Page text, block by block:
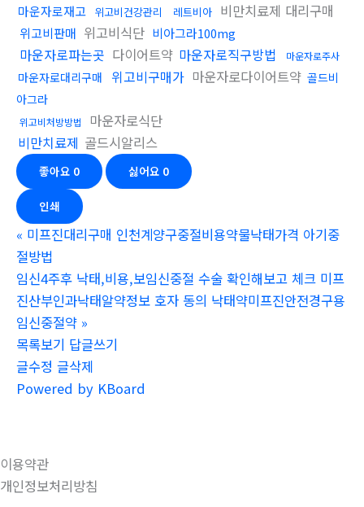
마운자로재고 위고비건강관리 레트비아 비만치료제 대리구매
위고비판매 위고비식단 비아그라100mg
마운자로파는곳 다이어트약 마운자로직구방법 마운자로주사
마운자로대리구매 위고비구매가 마운자로다이어트약 골드비
아그라
위고비처방방법
마운자로식단
비만치료제 골드시알리스
좋아요 0 싫어요 0
인쇄
« 미프진대리구매 인천계양구중절비용약물낙태가격 아기중
절방법
임신4주후 낙태,비용,보임신중절 수술 확인해보고 체크 미프
진산부인과낙­태알약정보 호자 동의 낙태약미프진안전경구용
임신중절약 »
목록보기 답글쓰기
글수정 글삭제
Powered by KBoard
이용약관
개인정보처리방침